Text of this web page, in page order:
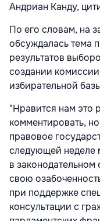
Андриан Канду,
По его словам, на
обсуждалась тема
результатов
создании
избирательной
"Нравится нам это
комментировать,
правовое
следующей неделе
в
свою
при поддержке
консультации с